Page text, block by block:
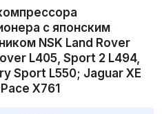
с японским
NSK Land Rover
L405, Sport 2 L494,
Sport L550; Jaguar XE
X761